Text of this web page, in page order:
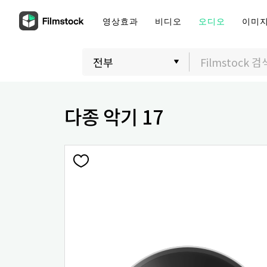
영상효과 비디오 오디오 이미
다종 악기 17